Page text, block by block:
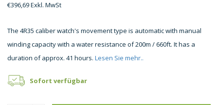
€396,69 Exkl. MwSt
The 4R35 caliber watch's movement type is automatic with manual
winding capacity with a water resistance of 200m / 660ft. It has a
duration of approx. 41 hours. Lesen Sie mehr..
Sofort verfügbar